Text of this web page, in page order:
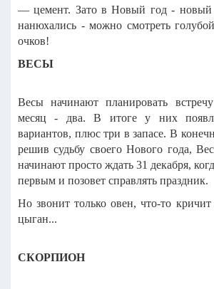
— цемент. Зато в Новый год - новый
нанюхались - можно смотреть
очков!
ВЕСЫ
Весы начинают планировать
месяц - два. В итоге у них
вариантов, плюс три в запасе. В
решив судьбу своего Нового года,
начинают просто ждать 31 декабря,
первым и позовет справлять праздник.
Но звонит только овен, что-то
цыган...
СКОРПИОН